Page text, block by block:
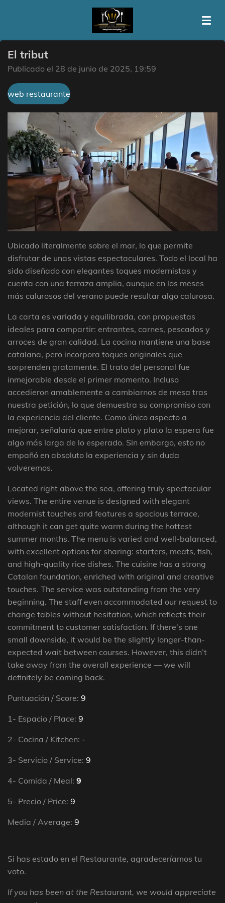
principal
El tribut
Publicado el 28 de junio de 2025, 19:59
web restaurante
Ubicado literalmente sobre el mar, lo que permite
disfrutar de unas vistas espectaculares. Todo el local ha
sido diseñado con elegantes toques modernistas y
cuenta con una terraza amplia, aunque en los meses
más calurosos del verano puede resultar algo calurosa.
La carta es variada y equilibrada, con propuestas
ideales para compartir: entrantes, carnes, pescados y
arroces de gran calidad. La cocina mantiene una base
catalana, pero incorpora toques originales que
sorprenden gratamente. El trato del personal fue
inmejorable desde el primer momento. Incluso
accedieron amablemente a cambiarnos de mesa tras
nuestra petición, lo que demuestra su compromiso con
la experiencia del cliente. Como único aspecto a
mejorar, señalaría que entre plato y plato la espera fue
algo más larga de lo esperado. Sin embargo, esto no
empañó en absoluto la experiencia y sin duda
volveremos.
Located right above the sea, offering truly spectacular
views. The entire venue is designed with elegant
modernist touches and features a spacious terrace,
although it can get quite warm during the hottest
summer months. The menu is varied and well-balanced,
with excellent options for sharing: starters, meats, fish,
and high-quality rice dishes. The cuisine has a strong
Catalan foundation, enriched with original and creative
touches. The service was outstanding from the very
beginning. The staff even accommodated our request to
change tables without hesitation, which reflects their
commitment to customer satisfaction. If there's one
small downside, it would be the slightly longer-than-
expected wait between courses. However, this didn’t
take away from the overall experience — we will
definitely be coming back.
Puntuación / Score: 9
1- Espacio / Place: 9
2- Cocina / Kitchen: -
3- Servicio / Service: 9
4- Comida / Meal: 9
5- Precio / Price: 9
Media / Average: 9
Si has estado en el Restaurante, agradeceríamos tu
voto.
If you has been at the Restaurant, we would appreciate